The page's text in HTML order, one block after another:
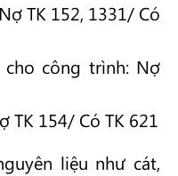
TK 152, 1331/ Có
cho công trình: Nợ
TK 154/ Có TK 621
liệu như cát,